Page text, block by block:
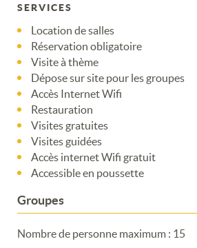
SERVICES
Location de salles
Réservation obligatoire
Visite à thème
Dépose sur site pour les groupes
Accès Internet Wifi
Restauration
Visites gratuites
Visites guidées
Accès internet Wifi gratuit
Accessible en poussette
Groupes
Nombre de personne maximum : 15
Merci de